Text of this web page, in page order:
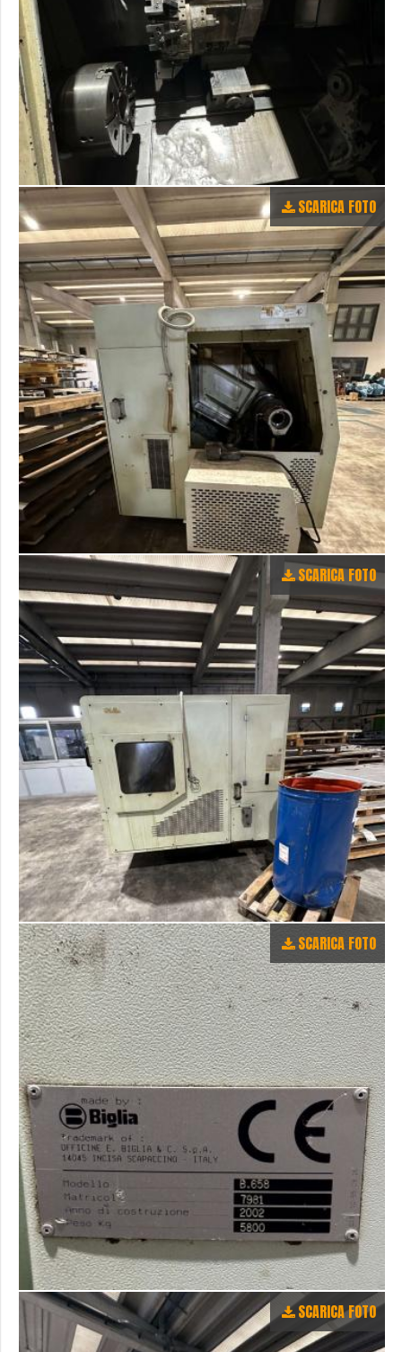
SCARICA FOTO
SCARICA FOTO
SCARICA FOTO
SCARICA FOTO